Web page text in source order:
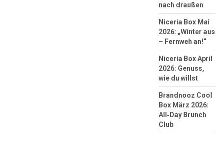
nach draußen
Niceria Box Mai
2026: „Winter aus
– Fernweh an!“
Niceria Box April
2026: Genuss,
wie du willst
Brandnooz Cool
Box März 2026:
All‑Day Brunch
Club